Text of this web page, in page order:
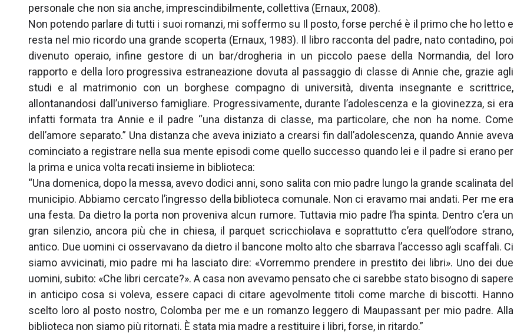
personale che non sia anche, imprescindibilmente, collettiva (Ernaux, 2008).
Non potendo parlare di tutti i suoi romanzi, mi soffermo su Il posto, forse perché è il primo che ho letto e
resta nel mio ricordo una grande scoperta (Ernaux, 1983). Il libro racconta del padre, nato contadino, poi
divenuto operaio, infine gestore di un bar/drogheria in un piccolo paese della Normandia, del loro
rapporto e della loro progressiva estraneazione dovuta al passaggio di classe di Annie che, grazie agli
studi e al matrimonio con un borghese compagno di università, diventa insegnante e scrittrice,
allontanandosi dall’universo famigliare. Progressivamente, durante l’adolescenza e la giovinezza, si era
infatti formata tra Annie e il padre “una distanza di classe, ma particolare, che non ha nome. Come
dell’amore separato.” Una distanza che aveva iniziato a crearsi fin dall’adolescenza, quando Annie aveva
cominciato a registrare nella sua mente episodi come quello successo quando lei e il padre si erano per
la prima e unica volta recati insieme in biblioteca:
“Una domenica, dopo la messa, avevo dodici anni, sono salita con mio padre lungo la grande scalinata del
municipio. Abbiamo cercato l’ingresso della biblioteca comunale. Non ci eravamo mai andati. Per me era
una festa. Da dietro la porta non proveniva alcun rumore. Tuttavia mio padre l’ha spinta. Dentro c’era un
gran silenzio, ancora più che in chiesa, il parquet scricchiolava e soprattutto c’era quell’odore strano,
antico. Due uomini ci osservavano da dietro il bancone molto alto che sbarrava l’accesso agli scaffali. Ci
siamo avvicinati, mio padre mi ha lasciato dire: «Vorremmo prendere in prestito dei libri». Uno dei due
uomini, subito: «Che libri cercate?». A casa non avevamo pensato che ci sarebbe stato bisogno di sapere
in anticipo cosa si voleva, essere capaci di citare agevolmente titoli come marche di biscotti. Hanno
scelto loro al posto nostro, Colomba per me e un romanzo leggero di Maupassant per mio padre. Alla
biblioteca non siamo più ritornati. È stata mia madre a restituire i libri, forse, in ritardo.”